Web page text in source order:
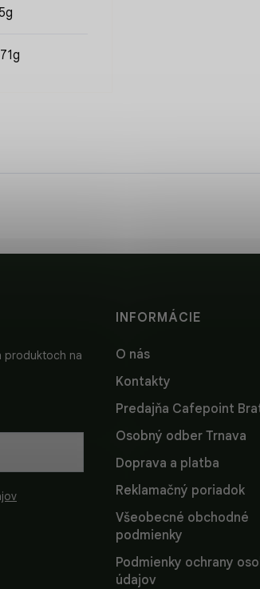
produktoch na
INFORMÁCIE
O nás
Kontakty
Predajňa Cafepoint
Osobný odber Trnava
Doprava a platba
Reklamačný poriadok
Všeobecné obchodné
podmienky
Podmienky ochrany
údajov